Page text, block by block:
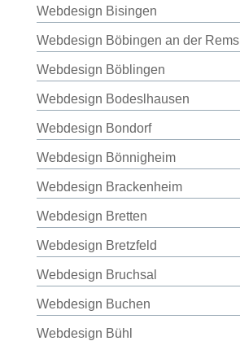
Webdesign Bisingen
Webdesign Böbingen an der Rems
Webdesign Böblingen
Webdesign Bodeslhausen
Webdesign Bondorf
Webdesign Bönnigheim
Webdesign Brackenheim
Webdesign Bretten
Webdesign Bretzfeld
Webdesign Bruchsal
Webdesign Buchen
Webdesign Bühl